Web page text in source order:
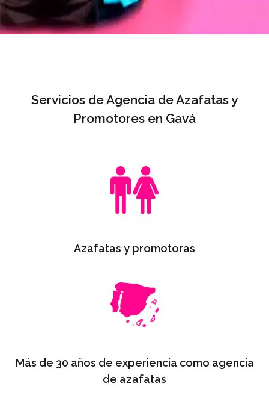
Servicios de Agencia de Azafatas y
Promotores en Gavá
Azafatas y promotoras
Más de 30 años de experiencia como agencia
de azafatas